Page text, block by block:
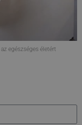
egészséges életért